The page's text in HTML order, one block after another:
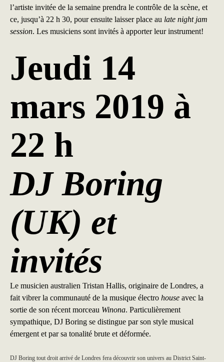
l’artiste invitée de la semaine prendra le contrôle de la scène, et
ce, jusqu’à 22 h 30, pour ensuite laisser place au late night jam
session. Les musiciens sont invités à apporter leur instrument!
Jeudi 14
mars 2019 à
22 h
DJ Boring
(UK) et
invités
Le musicien australien Tristan Hallis, originaire de Londres, a
fait vibrer la communauté de la musique électro house avec la
sortie de son récent morceau Winona. Particulièrement
sympathique, DJ Boring se distingue par son style musical
émergent et par sa tonalité brute et déformée.
DJ Boring tout droit arrivé de Londres fera découvrir son univers au District Saint-